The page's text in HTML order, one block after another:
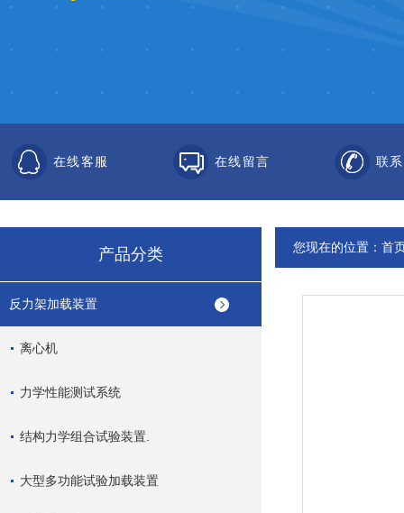
在线客服 在线留言 联
产品分类
反力架加载装置
离心机
力学性能测试系统
结构力学组合试验装置.
大型多功能试验加载装置
您现在的位置： 首